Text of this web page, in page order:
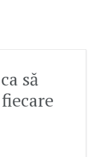
să